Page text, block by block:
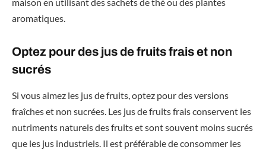
maison en utilisant des sachets de thé ou des plantes
aromatiques.
Optez pour des jus de fruits frais et non
sucrés
Si vous aimez les jus de fruits, optez pour des versions
fraîches et non sucrées. Les jus de fruits frais conservent les
nutriments naturels des fruits et sont souvent moins sucrés
que les jus industriels. Il est préférable de consommer les